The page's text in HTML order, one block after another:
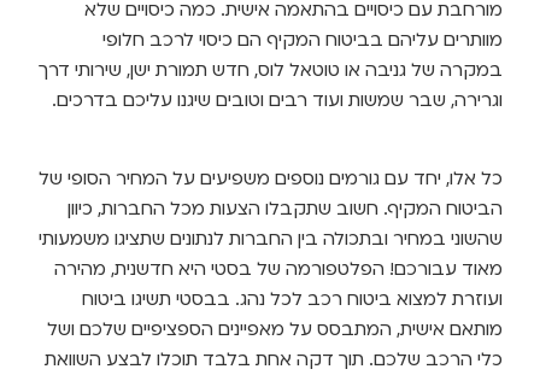
מורחבת עם כיסויים בהתאמה אישית. כמה כיסויים שלא
מוותרים עליהם בביטוח המקיף הם כיסוי לרכב חלופי
במקרה של גניבה או טוטאל לוס, חדש תמורת ישן, שירותי דרך
וגרירה, שבר שמשות ועוד רבים וטובים שיגנו עליכם בדרכים.
כל אלו, יחד עם גורמים נוספים משפיעים על המחיר הסופי של
הביטוח המקיף. חשוב שתקבלו הצעות מכל החברות, כיוון
שהשוני במחיר ובתכולה בין החברות לנתונים שתציגו משמעותי
מאוד עבורכם! הפלטפורמה של בסטי היא חדשנית, מהירה
ועוזרת למצוא ביטוח רכב לכל נהג. בבסטי תשיגו ביטוח
מותאם אישית, המתבסס על מאפיינים הספציפיים שלכם ושל
כלי הרכב שלכם. תוך דקה אחת בלבד תוכלו לבצע השוואת